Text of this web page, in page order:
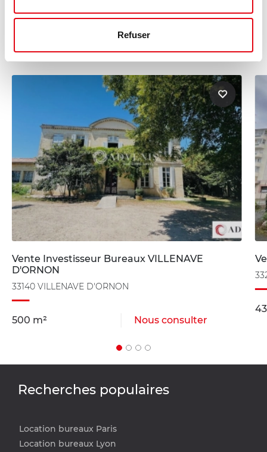
Refuser
Ces annonces pourraient vous
Vente Investisseur Bureaux VILLENAVE
D'ORNON
33140 VILLENAVE D'ORNON
500 m² Nous consulter
Recherches populaires
Location bureaux Paris
Location bureaux Lyon